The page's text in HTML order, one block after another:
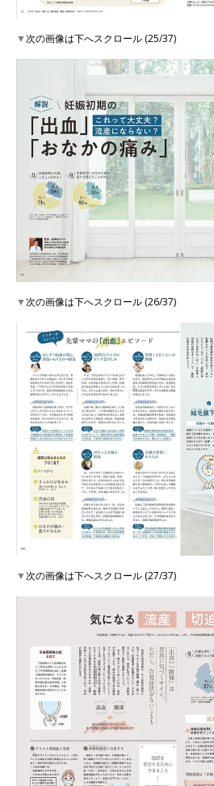
▼次の画像は下へスクロール (25/37)
▼次の画像は下へスクロール (26/37)
▼次の画像は下へスクロール (27/37)